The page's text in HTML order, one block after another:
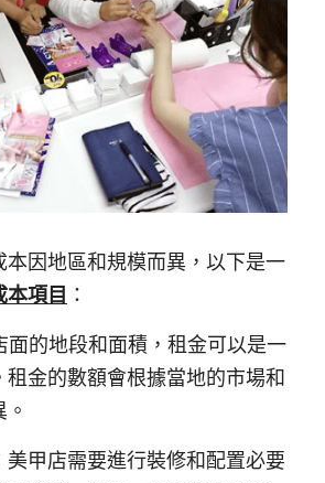
本因地區和規模而異，以下是一
本項目 ：
金的數額會根據當地的市場和
美甲店需要進行裝修和配置必要